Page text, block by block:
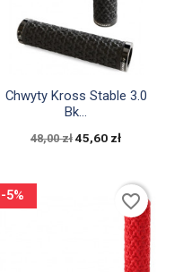
Szybki podgląd
Chwyty Kross Stable 3.0
Bk...
48,00 zł 45,60 zł
-5% favorite_border